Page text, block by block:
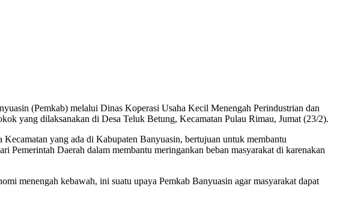
(Pemkab) melalui Dinas Koperasi Usaha Kecil Menengah Perindustrian dan
yang dilaksanakan di Desa Teluk Betung, Kecamatan Pulau Rimau, Jumat (23/2).
yang ada di Kabupaten Banyuasin, bertujuan untuk membantu
Pemerintah Daerah dalam membantu meringankan beban masyarakat di karenakan
menengah kebawah, ini suatu upaya Pemkab Banyuasin agar masyarakat dapat